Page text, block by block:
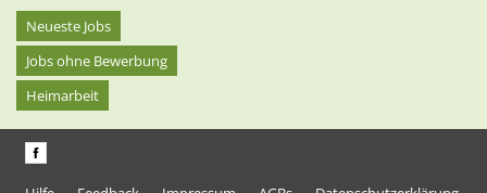
Neueste Jobs
Jobs ohne Bewerbung
Heimarbeit